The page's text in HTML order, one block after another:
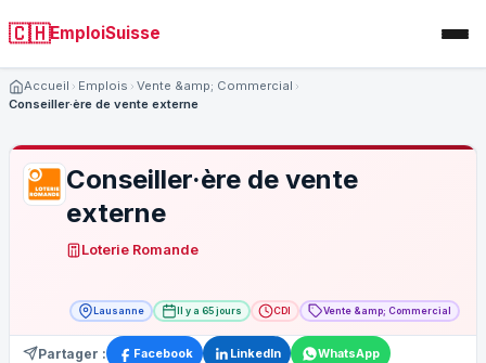
🇨🇭EmploiSuisse
Accueil Emplois
Vente &amp; Commercial
Conseiller·ère de vente externe
Conseiller·ère de vente
externe
Loterie Romande
Lausanne Il y a 65 jours CDI Vente &amp; Commercial
Partager : Facebook LinkedIn WhatsApp